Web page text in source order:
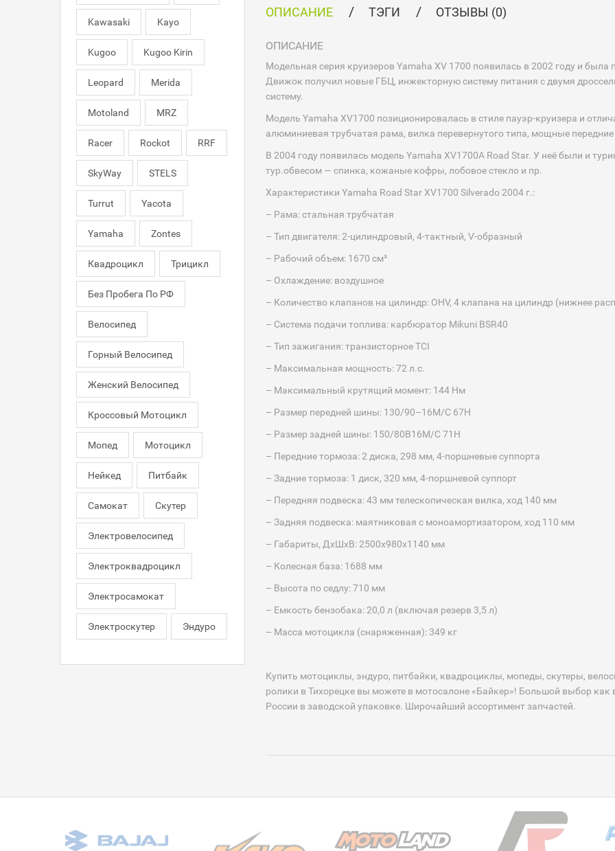
Kawasaki Kayo
Kugoo Kugoo Kirin
Leopard Merida
Motoland MRZ
Racer Rockot RRF
SkyWay STELS
Turrut Yacota
Yamaha Zontes
Квадроцикл Трицикл
Без Пробега По РФ
Велосипед
Горный Велосипед
Женский Велосипед
Кроссовый Мотоцикл
Мопед Мотоцикл
Нейкед Питбайк
Самокат Скутер
Электровелосипед
Электроквадроцикл
Электросамокат
Электроскутер Эндуро
ОПИСАНИЕ ТЭГИ ОТЗЫВЫ (0)
ОПИСАНИЕ
Модельная серия круизеров Yamaha XV 1700 появилась в 2002 году и была
Движок получил новые ГБЦ, инжекторную систему питания с двумя
систему.
Модель Yamaha XV1700 позиционировалась в стиле пауэр-круизера и
алюминиевая трубчатая рама, вилка перевернутого типа, мощные передние
В 2004 году появилась модель Yamaha XV1700А Road Star. У неё были и
тур.обвесом — спинка, кожаные кофры, лобовое стекло и пр.
Характеристики Yamaha Road Star XV1700 Silverado 2004 г.:
– Рама: стальная трубчатая
– Тип двигателя: 2-цилиндровый, 4-тактный, V-образный
– Рабочий объем: 1670 см³
– Охлаждение: воздушное
– Количество клапанов на цилиндр: OHV, 4 клапана на цилиндр (нижнее
– Система подачи топлива: карбюратор Mikuni BSR40
– Тип зажигания: транзисторное TCI
– Максимальная мощность: 72 л.с.
– Максимальный крутящий момент: 144 Нм
– Размер передней шины: 130/90–16M/C 67H
– Размер задней шины: 150/80B16M/C 71H
– Передние тормоза: 2 диска, 298 мм, 4-поршневые суппорта
– Задние тормоза: 1 диск, 320 мм, 4-поршневой суппорт
– Передняя подвеска: 43 мм телескопическая вилка, ход 140 мм
– Задняя подвеска: маятниковая с моноамортизатором, ход 110 мм
– Габариты, ДхШхВ: 2500х980х1140 мм
– Колесная база: 1688 мм
– Высота по седлу: 710 мм
– Емкость бензобака: 20,0 л (включая резерв 3,5 л)
– Масса мотоцикла (снаряженная): 349 кг
Купить мотоциклы, эндуро, питбайки, квадроциклы, мопеды, скутеры,
ролики в Тихорецке вы можете в мотосалоне «Байкер»! Большой выбор как
России в заводской упаковке. Широчайший ассортимент запчастей.⠀